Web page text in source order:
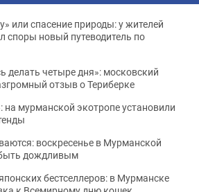
или спасение природы: у жителей
споры новый путеводитель по
делать четыре дня»: московский
отзыв о Териберке
на мурманской экотропе установили
воскресенье в Мурманской
дождливым
бестселлеров: в Мурманске